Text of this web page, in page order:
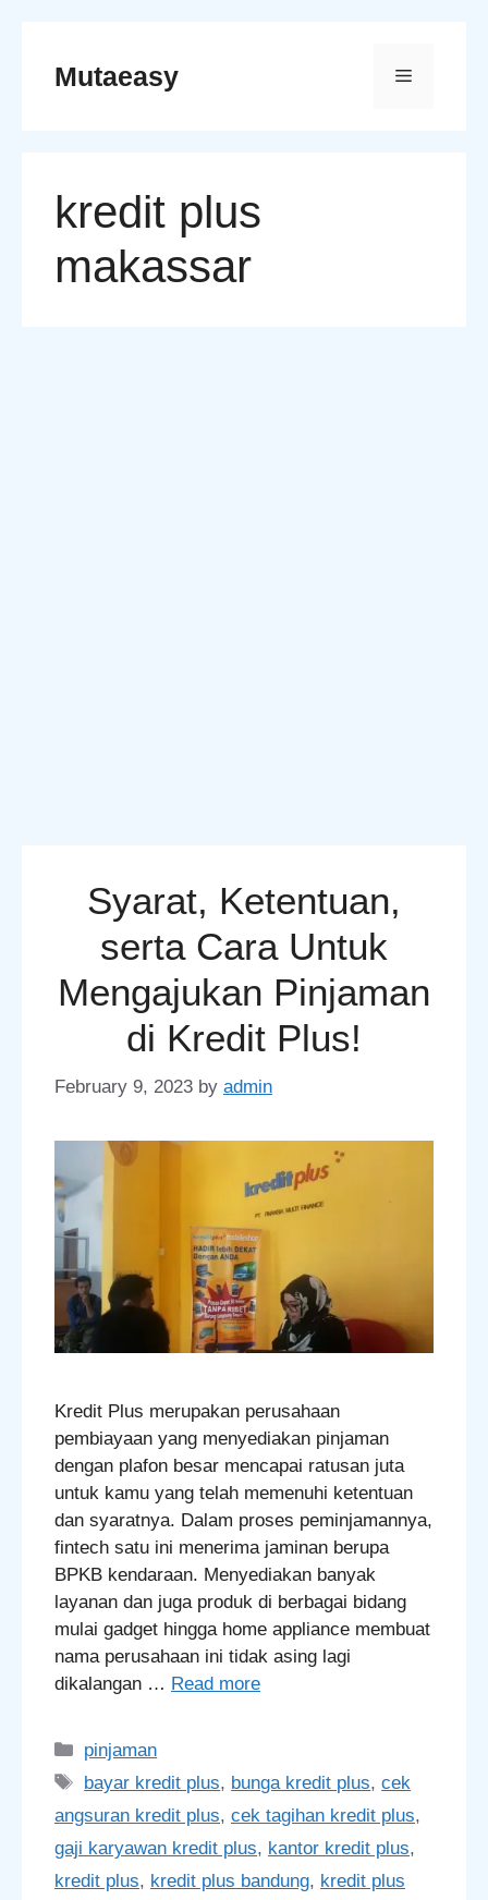
contentMutaeasy Menu
kredit plus
makassar
Syarat, Ketentuan,
serta Cara Untuk
Mengajukan Pinjaman
di Kredit Plus!
February 9, 2023 by admin
Kredit Plus merupakan perusahaan
pembiayaan yang menyediakan pinjaman
dengan plafon besar mencapai ratusan juta
untuk kamu yang telah memenuhi ketentuan
dan syaratnya. Dalam proses peminjamannya,
fintech satu ini menerima jaminan berupa
BPKB kendaraan. Menyediakan banyak
layanan dan juga produk di berbagai bidang
mulai gadget hingga home appliance membuat
nama perusahaan ini tidak asing lagi
dikalangan … Read more
Categories
pinjaman
Tags
bayar kredit plus, bunga kredit plus,cek
angsuran kredit plus, cek tagihan kredit plus,
gaji karyawan kredit plus, kantor kredit plus,
kredit plus, kredit plus bandung, kredit plus